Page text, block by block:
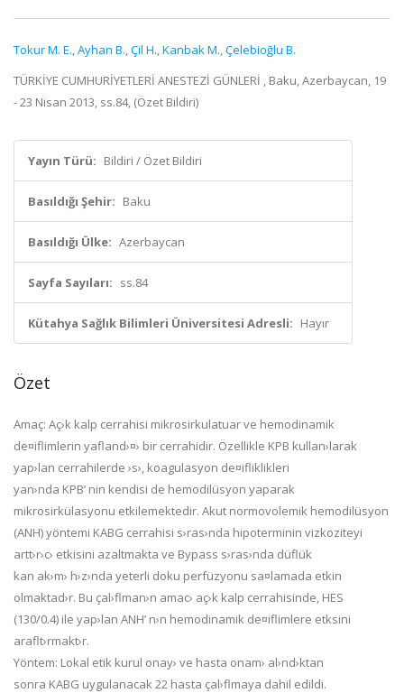
Tokur M. E.,Ayhan B.,Çil H.,Kanbak M.,Çelebioğlu B.
TÜRKİYE CUMHURİYETLERİ ANESTEZİ GÜNLERİ , Baku, Azerbaycan, 19
- 23 Nisan 2013, ss.84, (Özet Bildiri)
Yayın Türü: Bildiri / Özet Bildiri
Basıldığı Şehir: Baku
Basıldığı Ülke: Azerbaycan
Sayfa Sayıları: ss.84
Kütahya Sağlık Bilimleri Üniversitesi Adresli: Hayır
Özet
Amaç: Aç›k kalp cerrahisi mikrosirkulatuar ve hemodinamik
de¤iflimlerin yafland›¤› bir cerrahidir. Özellikle KPB kullan›larak
yap›lan cerrahilerde ›s›, koagulasyon de¤ifliklikleri
yan›nda KPB’ nin kendisi de hemodilüsyon yaparak
mikrosirkülasyonu etkilemektedir. Akut normovolemik hemodilüsyon
(ANH) yöntemi KABG cerrahisi s›ras›nda hipoterminin vizkoziteyi
artt›r›c› etkisini azaltmakta ve Bypass s›ras›nda düflük
kan ak›m› h›z›nda yeterli doku perfüzyonu sa¤lamada etkin
olmaktad›r. Bu çal›flman›n amac› aç›k kalp cerrahisinde, HES
(130/0.4) ile yap›lan ANH’ n›n hemodinamik de¤iflimlere etksini
araflt›rmakt›r.
Yöntem: Lokal etik kurul onay› ve hasta onam› al›nd›ktan
sonra KABG uygulanacak 22 hasta çal›flmaya dahil edildi.